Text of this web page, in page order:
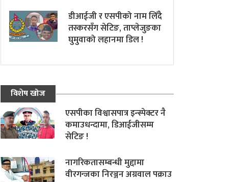
डीआईजी र एसपीको नाम लिँदै
तस्करसँग सेटिङ, ताप्लेजुङका
घुमुवाको लहानमा डिल !
विशेष खोज
एसपीका विश्वासपात्र इन्स्पेक्टर नै
कमाउधन्दामा, डिआईजीसम्म
सेटिङ !
नागरिकतासम्बन्धी मुद्दामा
वीरगन्जका निरञ्जन अग्रवाल पक्राउ